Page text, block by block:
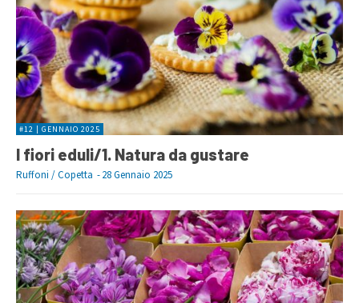
#12 | GENNAIO 2025
I fiori eduli/1. Natura da gustare
Ruffoni / Copetta -28 Gennaio 2025